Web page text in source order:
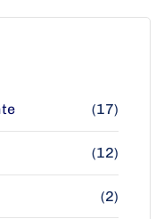
(17)
(12)
(2)